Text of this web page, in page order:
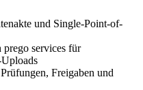
und Single-Point-of-
services für
Freigaben und